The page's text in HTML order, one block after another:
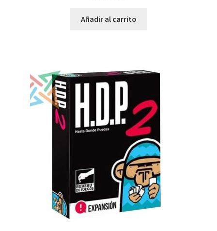
Añadir al carrito